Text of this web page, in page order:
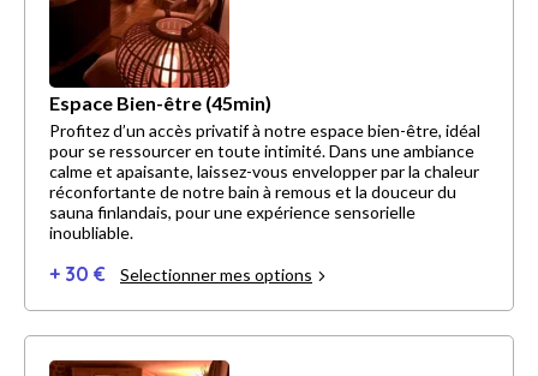
Espace Bien-être (45min)
Profitez d’un accès privatif à notre espace bien-être, idéal
pour se ressourcer en toute intimité. Dans une ambiance
calme et apaisante, laissez-vous envelopper par la chaleur
réconfortante de notre bain à remous et la douceur du
sauna finlandais, pour une expérience sensorielle
inoubliable.
+ 30 € Selectionner mes options